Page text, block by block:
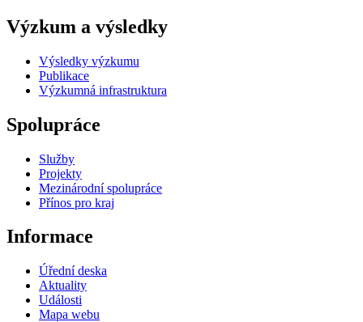
Výzkum a výsledky
Výsledky výzkumu
Publikace
Výzkumná infrastruktura
Spolupráce
Služby
Projekty
Mezinárodní spolupráce
Přínos pro kraj
Informace
Úřední deska
Aktuality
Události
Mapa webu